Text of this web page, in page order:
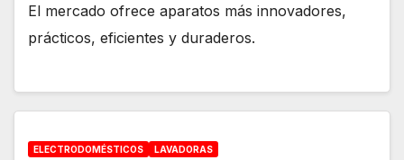
El mercado ofrece aparatos más innovadores,
prácticos, eficientes y duraderos.
ELECTRODOMÉSTICOS LAVADORAS